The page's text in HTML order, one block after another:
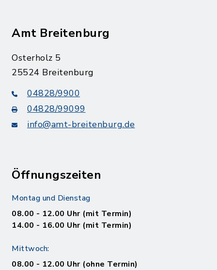
Amt Breitenburg
Osterholz 5
25524 Breitenburg
04828/9900
04828/99099
info@amt-breitenburg.de
Öffnungszeiten
Montag und Dienstag
08.00 - 12.00 Uhr (mit Termin)
14.00 - 16.00 Uhr (mit Termin)
Mittwoch:
08.00 - 12.00 Uhr (ohne Termin)